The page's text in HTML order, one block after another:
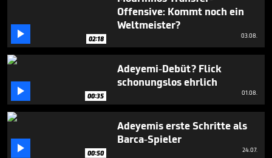
 02:18
Offensive: Kommt noch ein
Weltmeister?
03.08.
 00:35
Adeyemi-Debüt? Flick
schonungslos ehrlich
01.08.
 00:50
Adeyemis erste Schritte als
Barca-Spieler
24.07.